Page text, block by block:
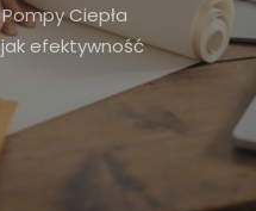
Pompy Ciepła
efektywność